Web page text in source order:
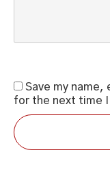
Save my name,
for the next time